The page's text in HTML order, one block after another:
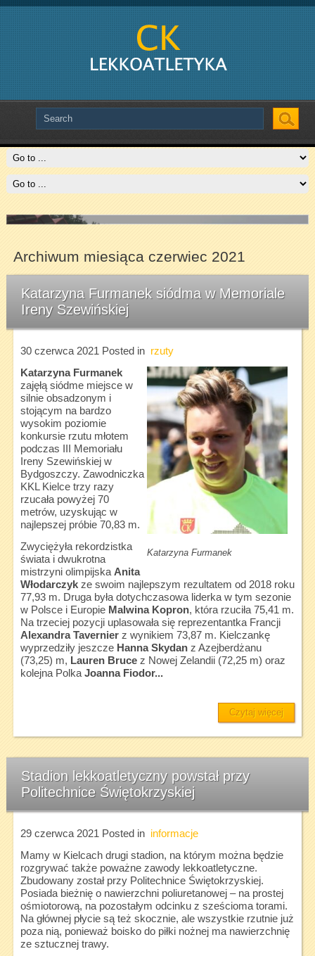
Slide # 2
Czytaj więcej
Slide # 3
Czytaj więcej
Archiwum miesiąca czerwiec 2021
Katarzyna Furmanek siódma w Memoriale
Ireny Szewińskiej
30 czerwca 2021 Posted in rzuty
Katarzyna Furmanek
Katarzyna Furmanek
zajęłą siódme miejsce w
silnie obsadzonym i
stojącym na bardzo
wysokim poziomie
konkursie rzutu młotem
podczas III Memoriału
Ireny Szewińskiej w
Bydgoszczy. Zawodniczka
KKL Kielce trzy razy
rzucała powyżej 70
metrów, uzyskując w
najlepszej próbie 70,83 m.
Zwyciężyła rekordzistka
świata i dwukrotna
mistrzyni olimpijska Anita
Włodarczykze swoim najlepszym rezultatem od 2018 roku
77,93 m. Druga była dotychczasowa liderka w tym sezonie
w Polsce i Europie Malwina Kopron, która rzuciła 75,41 m.
Na trzeciej pozycji uplasowała się reprezentantka Francji
Alexandra Tavernierz wynikiem 73,87 m. Kielczankę
wyprzedziły jeszcze Hanna Skydanz Azejberdżanu
(73,25) m, Lauren Brucez Nowej Zelandii (72,25 m) oraz
kolejna Polka Joanna Fiodor...
Czytaj więcej
Stadion lekkoatletyczny powstał przy
Politechnice Świętokrzyskiej
29 czerwca 2021 Posted in informacje
Mamy w Kielcach drugi stadion, na którym można będzie
rozgrywać także poważne zawody lekkoatletyczne.
Zbudowany został przy Politechnice Świętokrzyskiej.
Posiada bieżnię o nawierzchni poliuretanowej – na prostej
ośmiotorową, na pozostałym odcinku z sześcioma torami.
Na głównej płycie są też skocznie, ale wszystkie rzutnie już
poza nią, ponieważ boisko do piłki nożnej ma nawierzchnię
ze sztucznej trawy.